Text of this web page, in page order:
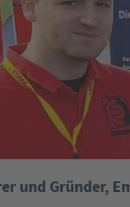
und Gründer,